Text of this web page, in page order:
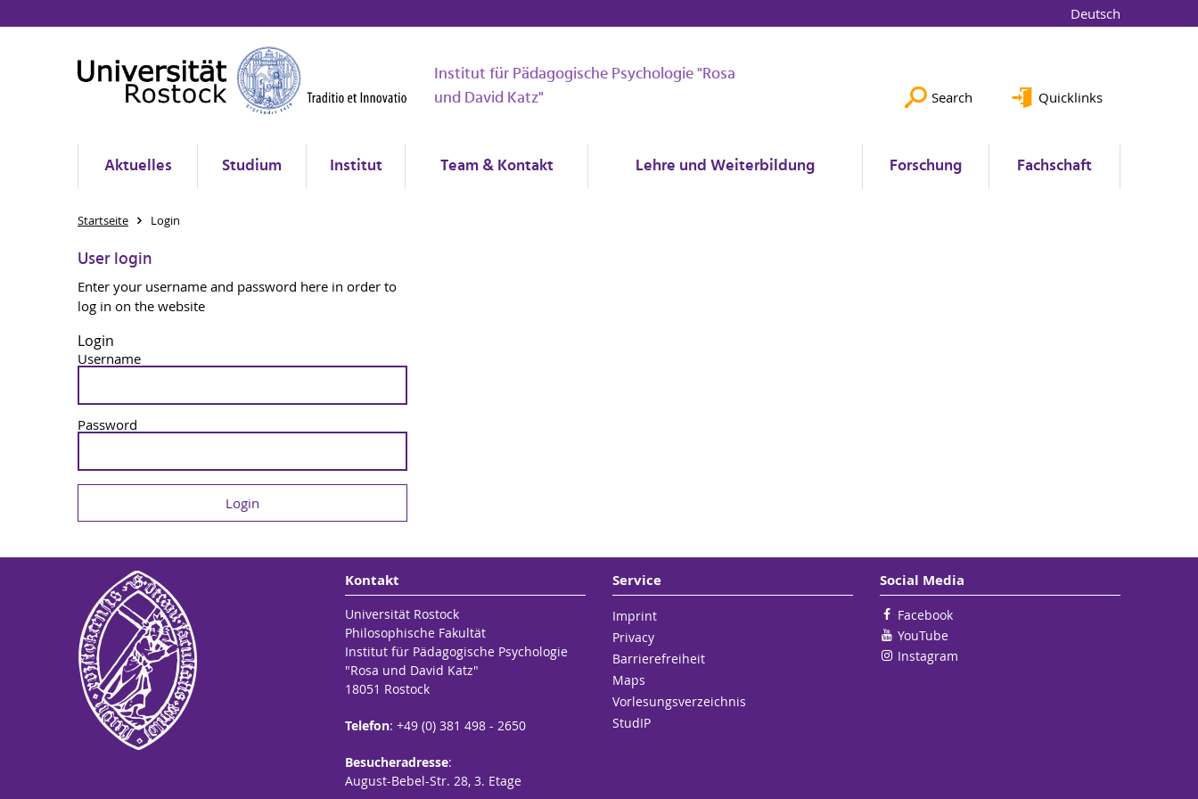
Deutsch
Institut für Pädagogische Psychologie "Rosa
und David Katz"
Search Quicklinks
Aktuelles Studium Institut Team & Kontakt Lehre und Weiterbildung Forschung Fachschaft
Startseite Login
User login
Enter your username and password here in order to
log in on the website
Login
Username
Password
Kontakt
Universität Rostock
Philosophische Fakultät
Institut für Pädagogische Psychologie
"Rosa und David Katz"
18051 Rostock
Telefon: +49 (0) 381 498 - 2650
Besucheradresse:
August-Bebel-Str. 28, 3. Etage
Service
Imprint
Privacy
Barrierefreiheit
Maps
Vorlesungsverzeichnis
StudIP
Social Media
Facebook
YouTube
Instagram